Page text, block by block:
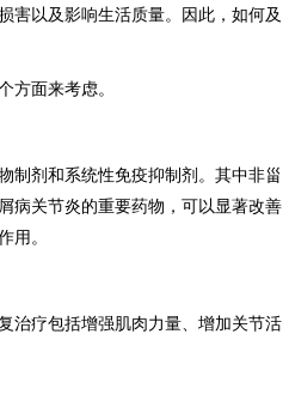
害以及影响生活质量。因此，如何及
方面来考虑。
制剂和系统性免疫抑制剂。其中非甾
病关节炎的重要药物，可以显著改善
用。
治疗包括增强肌肉力量、增加关节活